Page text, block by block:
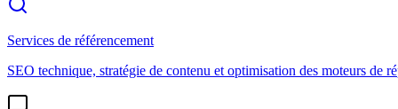
Services de référencement
SEO technique, stratégie de contenu et optimisation des moteurs de